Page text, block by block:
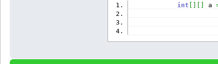
int [ ] [ ] a